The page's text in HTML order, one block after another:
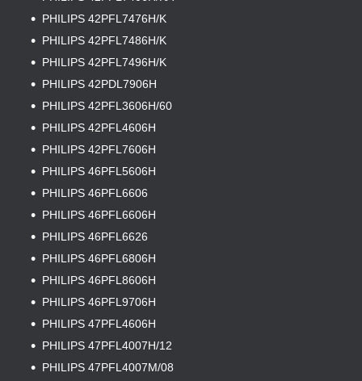
PHILIPS 42PFL7476H/K
PHILIPS 42PFL7486H/K
PHILIPS 42PFL7496H/K
PHILIPS 42PDL7906H
PHILIPS 42PFL3606H/60
PHILIPS 42PFL4606H
PHILIPS 42PFL7606H
PHILIPS 46PFL5606H
PHILIPS 46PFL6606
PHILIPS 46PFL6606H
PHILIPS 46PFL6626
PHILIPS 46PFL6806H
PHILIPS 46PFL8606H
PHILIPS 46PFL9706H
PHILIPS 47PFL4606H
PHILIPS 47PFL4007H/12
PHILIPS 47PFL4007M/08